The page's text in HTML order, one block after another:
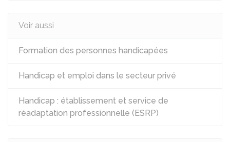
Voir aussi
Formation des personnes handicapées
Handicap et emploi dans le secteur privé
Handicap : établissement et service de
réadaptation professionnelle (ESRP)